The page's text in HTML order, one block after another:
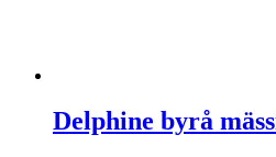
Delphine byrå